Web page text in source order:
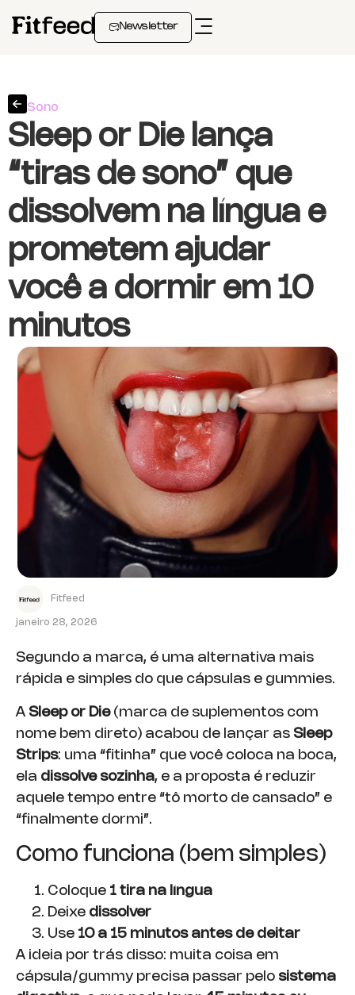
Newsletter
Sono
Sleep or Die lança
“tiras de sono” que
dissolvem na língua e
prometem ajudar
você a dormir em 10
minutos
Fitfeed
janeiro 28, 2026
Segundo a marca, é uma alternativa mais
rápida e simples do que cápsulas e gummies.
A Sleep or Die(marca de suplementos com
nome bem direto) acabou de lançar as Sleep
Strips: uma “fitinha” que você coloca na boca,
ela dissolve sozinha, e a proposta é reduzir
aquele tempo entre “tô morto de cansado” e
“finalmente dormi”.
Como funciona (bem simples)
Coloque 1 tira na língua
Deixe dissolver
Use 10 a 15 minutos antes de deitar
A ideia por trás disso: muita coisa em
cápsula/gummy precisa passar pelo sistema